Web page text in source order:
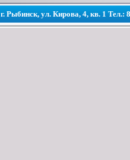
г. Рыбинск, ул. Кирова, 4, кв. 1 Тел.: